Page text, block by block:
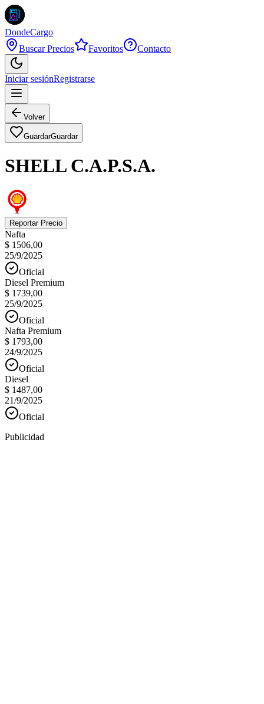
DondeCargo
Buscar Precios
Favoritos Contacto
Iniciar sesiónRegistrarse
Volver
GuardarGuardar
SHELL C.A.P.S.A.
Reportar Precio
Nafta
$ 1506,00
25/9/2025
Oficial
Diesel Premium
$ 1739,00
25/9/2025
Oficial
Nafta Premium
$ 1793,00
24/9/2025
Oficial
Diesel
$ 1487,00
21/9/2025
Oficial
Publicidad